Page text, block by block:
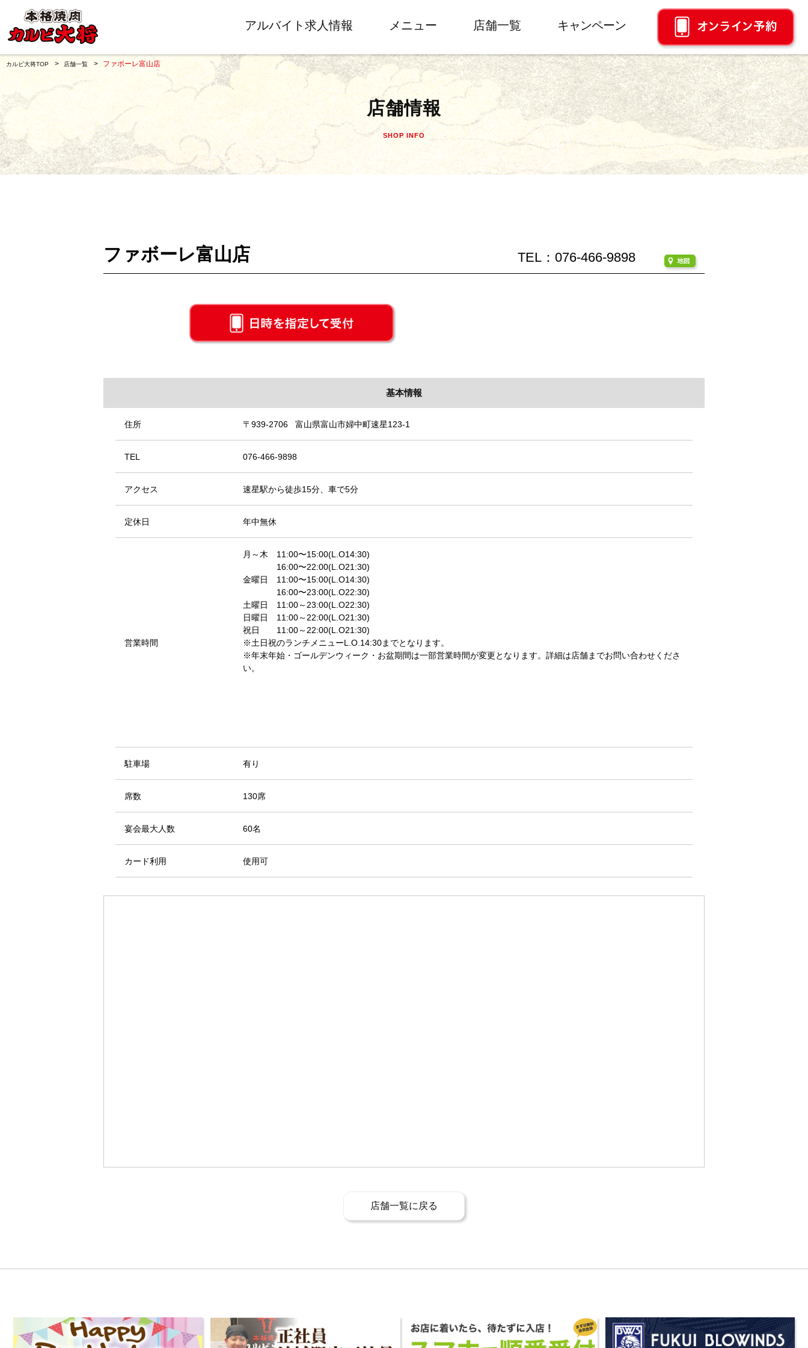
アルバイト求人情報 メニュー 店舗一覧 キャンペーン
カルビ大将TOP 店舗一覧 ファボーレ富山店
店舗情報
SHOP INFO
ファボーレ富山店 TEL：076-466-9898
基本情報
住所 〒939-2706 富山県富山市婦中町速星123-1
TEL 076-466-9898
アクセス 速星駅から徒歩15分、車で5分
定休日 年中無休
営業時間
月～木 11:00〜15:00(L.O14:30)
16:00〜22:00(L.O21:30)
金曜日 11:00〜15:00(L.O14:30)
16:00〜23:00(L.O22:30)
土曜日 11:00～23:00(L.O22:30)
日曜日 11:00～22:00(L.O21:30)
祝日 11:00～22:00(L.O21:30)
※土日祝のランチメニューL.O.14:30までとなります。
※年末年始・ゴールデンウィーク・お盆期間は一部営業時間が変更となります。詳細は店舗までお問い合わせくださ
い。
駐車場 有り
席数 130席
宴会最大人数 60名
カード利用 使用可
店舗一覧に戻る